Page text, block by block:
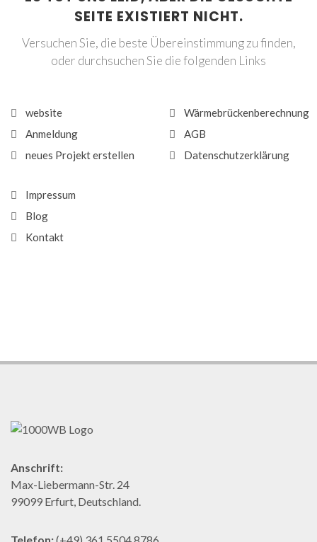
SEITE EXISTIERT NICHT.
Versuchen Sie, die beste Übereinstimmung zu finden,
oder durchsuchen Sie die folgenden Links
website
Anmeldung
neues Projekt erstellen
Wärmebrückenberechnung
AGB
Datenschutzerklärung
Impressum
Blog
Kontakt
Anschrift:
Max-Liebermann-Str. 24
99099 Erfurt, Deutschland.